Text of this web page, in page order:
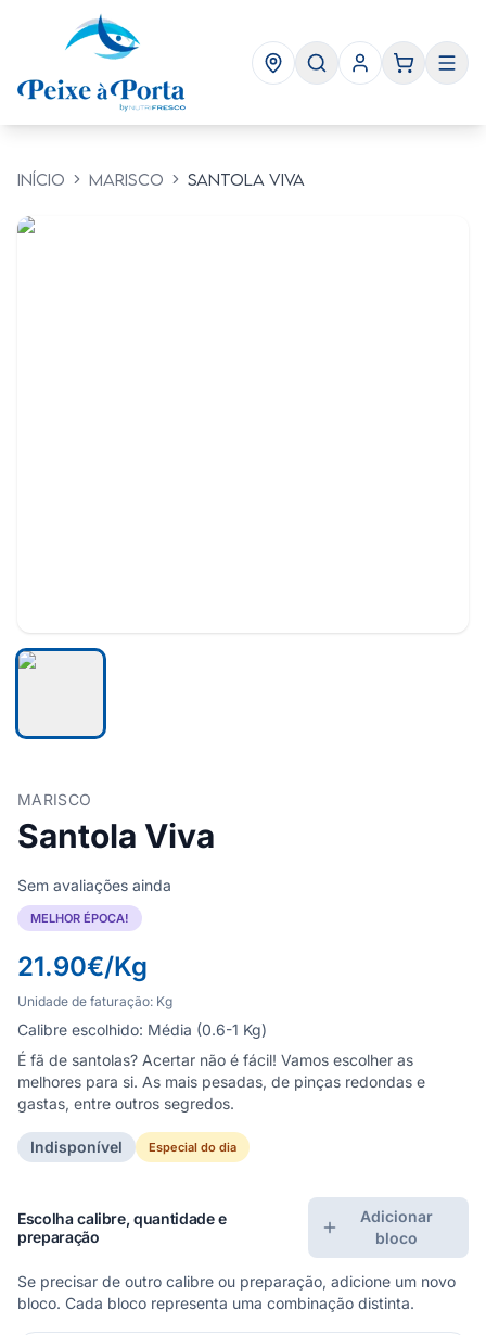
Início Marisco Santola Viva
MARISCO
Santola Viva
Sem avaliações ainda
MELHOR ÉPOCA!
21.90€/Kg
Unidade de faturação: Kg
Calibre escolhido: Média (0.6-1 Kg)
É fã de santolas? Acertar não é fácil! Vamos escolher as
melhores para si. As mais pesadas, de pinças redondas e
gastas, entre outros segredos.
Indisponível Especial do dia
Escolha calibre, quantidade e
preparação
Adicionar
bloco
Se precisar de outro calibre ou preparação, adicione um novo
bloco. Cada bloco representa uma combinação distinta.